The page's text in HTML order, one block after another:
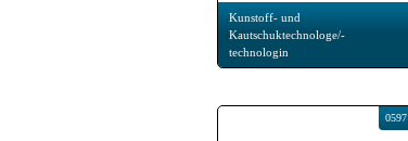
Kunstoff- und
Kautschuktechnologe/-
technologin
0597